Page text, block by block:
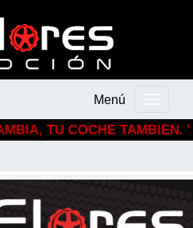
Menú
TU COCHE TAMBIÉN.